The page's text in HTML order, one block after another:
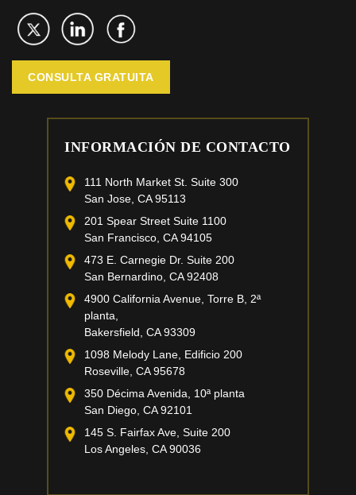
CONSULTA GRATUITA
INFORMACIÓN DE CONTACTO
111 North Market St. Suite 300
San Jose, CA 95113
201 Spear Street Suite 1100
San Francisco, CA 94105
473 E. Carnegie Dr. Suite 200
San Bernardino, CA 92408
4900 California Avenue, Torre B, 2ª
planta,
Bakersfield, CA 93309
1098 Melody Lane, Edificio 200
Roseville, CA 95678
350 Décima Avenida, 10ª planta
San Diego, CA 92101
145 S. Fairfax Ave, Suite 200
Los Angeles, CA 90036